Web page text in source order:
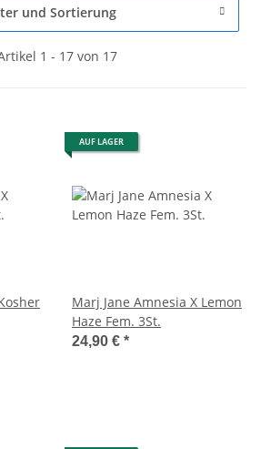
und Sortierung
1 - 17 von 17
AUF LAGER
Marj Jane Amnesia X Lemon
Haze Fem. 3St.
24,90 € *